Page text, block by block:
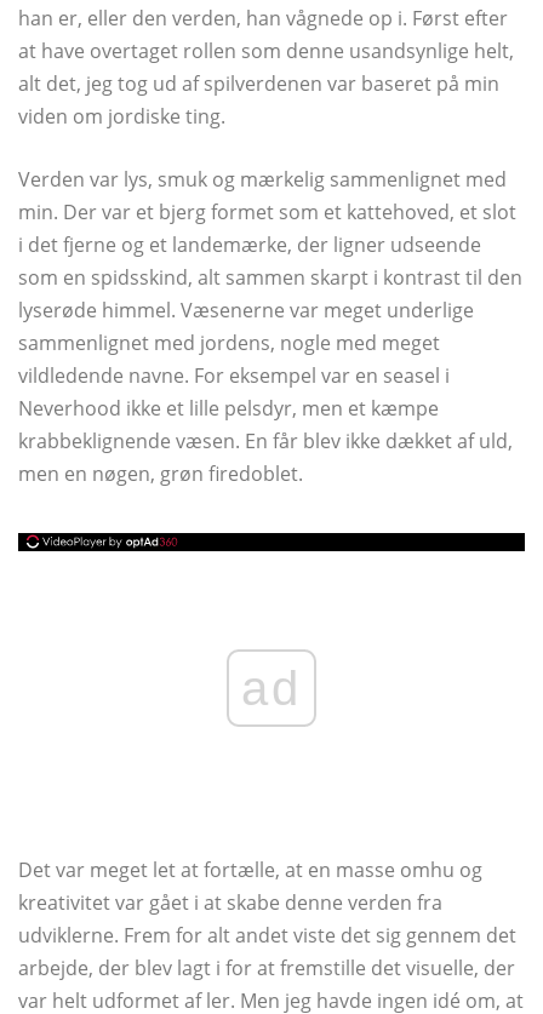
han er, eller den verden, han vågnede op i. Først efter
at have overtaget rollen som denne usandsynlige helt,
alt det, jeg tog ud af spilverdenen var baseret på min
viden om jordiske ting.
Verden var lys, smuk og mærkelig sammenlignet med
min. Der var et bjerg formet som et kattehoved, et slot
i det fjerne og et landemærke, der ligner udseende
som en spidsskind, alt sammen skarpt i kontrast til den
lyserøde himmel. Væsenerne var meget underlige
sammenlignet med jordens, nogle med meget
vildledende navne. For eksempel var en seasel i
Neverhood ikke et lille pelsdyr, men et kæmpe
krabbeklignende væsen. En får blev ikke dækket af uld,
men en nøgen, grøn firedoblet.
ad
Det var meget let at fortælle, at en masse omhu og
kreativitet var gået i at skabe denne verden fra
udviklerne. Frem for alt andet viste det sig gennem det
arbejde, der blev lagt i for at fremstille det visuelle, der
var helt udformet af ler. Men jeg havde ingen idé om, at